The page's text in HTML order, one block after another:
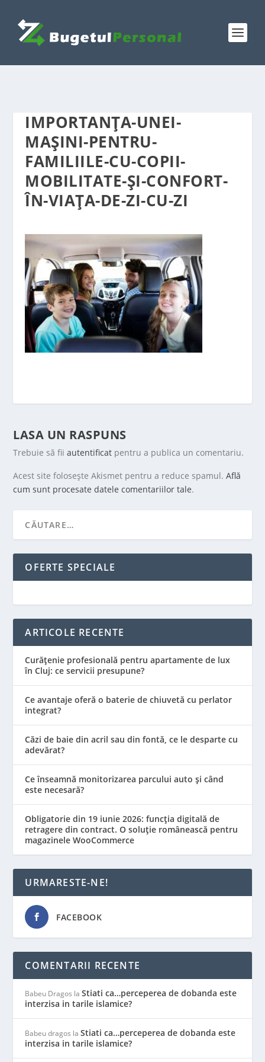
IMPORTANȚA-UNEI-
MAȘINI-PENTRU-
FAMILIILE-CU-COPII-
MOBILITATE-ȘI-CONFORT-
ÎN-VIAȚA-DE-ZI-CU-ZI
LASA UN RASPUNS
Trebuie să fiiautentificat pentru a publica un comentariu.
Acest site folosește Akismet pentru a reduce spamul.Află
cum sunt procesate datele comentariilor tale.
OFERTE SPECIALE
ARTICOLE RECENTE
Curățenie profesională pentru apartamente de lux
în Cluj: ce servicii presupune?
Ce avantaje oferă o baterie de chiuvetă cu perlator
integrat?
Căzi de baie din acril sau din fontă, ce le desparte cu
adevărat?
Ce înseamnă monitorizarea parcului auto și când
este necesară?
Obligatorie din 19 iunie 2026: funcția digitală de
retragere din contract. O soluție românească pentru
magazinele WooCommerce
URMARESTE-NE!
FACEBOOK
COMENTARII RECENTE
Babeu Dragos laStiati ca…perceperea de dobanda este
interzisa in tarile islamice?
Babeu dragos laStiati ca…perceperea de dobanda este
interzisa in tarile islamice?